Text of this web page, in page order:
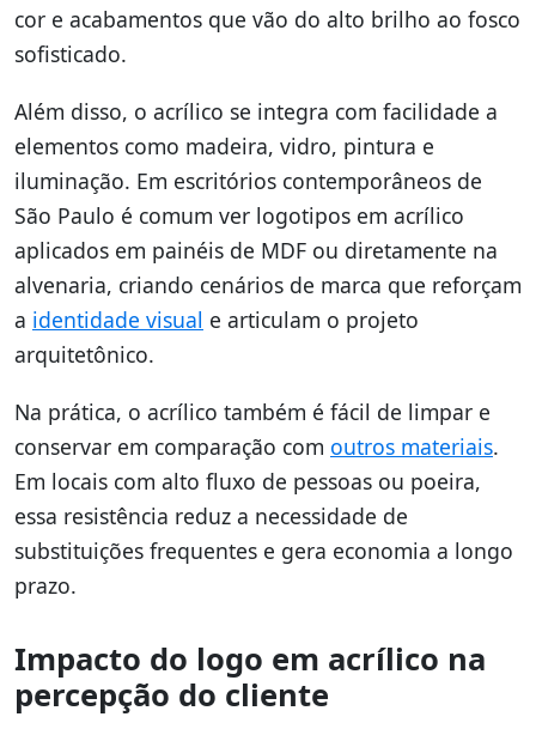
cor e acabamentos que vão do alto brilho ao fosco
sofisticado.
Além disso, o acrílico se integra com facilidade a
elementos como madeira, vidro, pintura e
iluminação. Em escritórios contemporâneos de
São Paulo é comum ver logotipos em acrílico
aplicados em painéis de MDF ou diretamente na
alvenaria, criando cenários de marca que reforçam
a identidade visual e articulam o projeto
arquitetônico.
Na prática, o acrílico também é fácil de limpar e
conservar em comparação com outros materiais.
Em locais com alto fluxo de pessoas ou poeira,
essa resistência reduz a necessidade de
substituições frequentes e gera economia a longo
prazo.
Impacto do logo em acrílico na
percepção do cliente